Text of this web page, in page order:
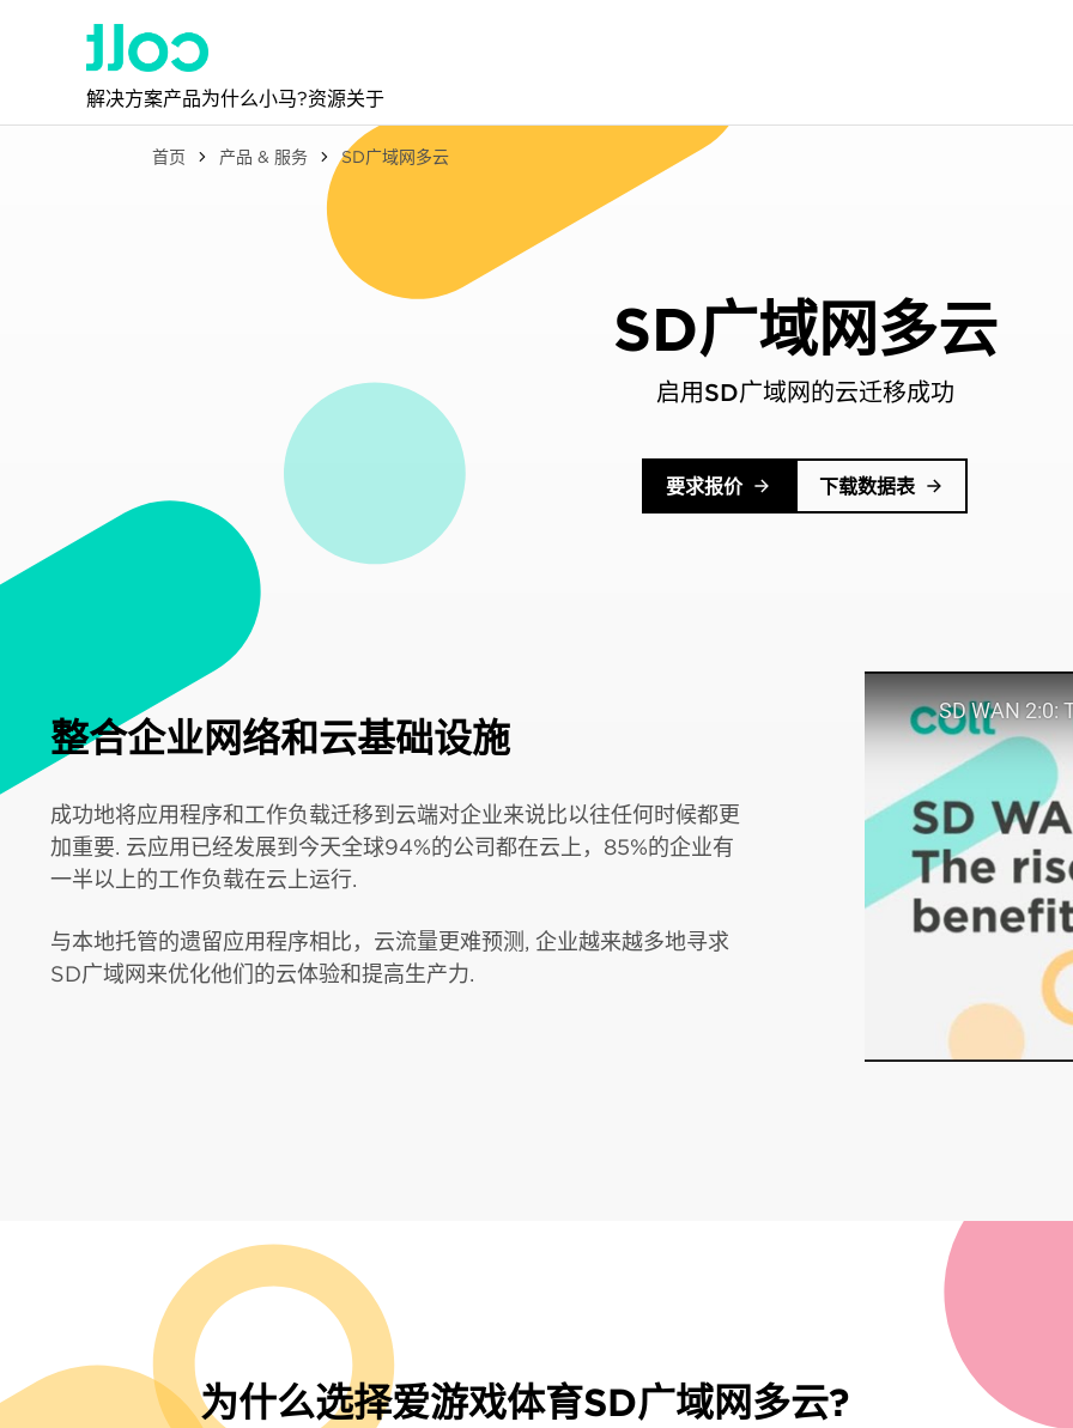
解决方案产品为什么小马?资源关于
首页 产品 & 服务 SD广域网多云
SD广域网多云
启用SD广域网的云迁移成功
要求报价 下载数据表
整合企业网络和云基础设施
成功地将应用程序和工作负载迁移到云端对企业来说比以往任何时候都更
加重要. 云应用已经发展到今天全球94%的公司都在云上，85%的企业有
一半以上的工作负载在云上运行.
与本地托管的遗留应用程序相比，云流量更难预测, 企业越来越多地寻求
SD广域网来优化他们的云体验和提高生产力.
为什么选择爱游戏体育SD广域网多云?